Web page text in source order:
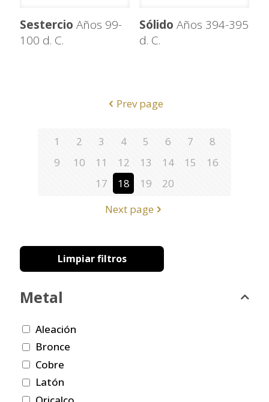
Sestercio Años 99-
100 d. C.
Sólido Años 394-395
d. C.
Prev page
1 2 3 4 5 6 7
8
9
10 11 12 13 14 15
16
17
18 19
20
Next page
Limpiar filtros
Metal
Aleación
Bronce
Cobre
Latón